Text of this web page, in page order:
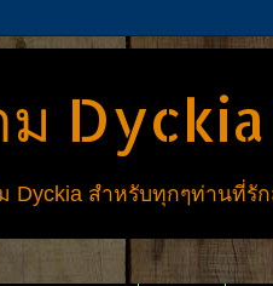
สำหรับทุกๆท่านที่รัก